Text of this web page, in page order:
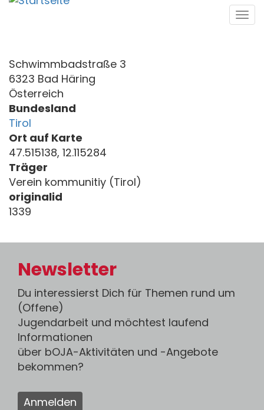
Direkt
Schwimmbadstraße 3
6323 Bad Häring
Österreich
Bundesland
Tirol
Ort auf Karte
47.515138, 12.115284
Träger
Verein kommunitiy (Tirol)
originalid
1339
Newsletter
Du interessierst Dich für Themen rund um
(Offene)
Jugendarbeit und möchtest laufend
Informationen
über bOJA-Aktivitäten und -Angebote
bekommen?
Anmelden